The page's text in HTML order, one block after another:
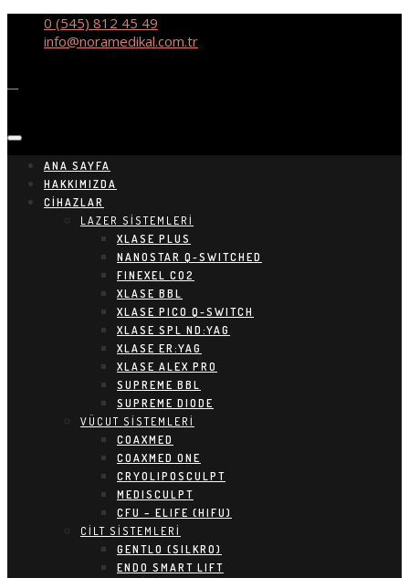
0 (545) 812 45 49
info@noramedikal.com.tr
ANA SAYFA
HAKKIMIZDA
CIHAZLAR
LAZER SİSTEMLERİ
XLASE PLUS
NANOSTAR Q-SWITCHED
FINEXEL CO2
XLASE BBL
XLASE PICO Q-SWITCH
XLASE SPL ND:YAG
XLASE ER:YAG
XLASE ALEX PRO
SUPREME BBL
SUPREME DIODE
VÜCUT SİSTEMLERİ
COAXMED
COAXMED ONE
CRYOLIPOSCULPT
MEDISCULPT
CFU – ELIFE (HIFU)
CİLT SİSTEMLERİ
GENTLO (SILKRO)
ENDO SMART LIFT